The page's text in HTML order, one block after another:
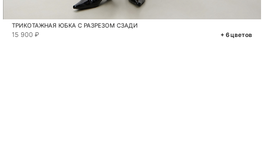
ТРИКОТАЖНАЯ ЮБКА С РАЗРЕЗОМ СЗАДИ
15 900 ₽ + 6 цветов